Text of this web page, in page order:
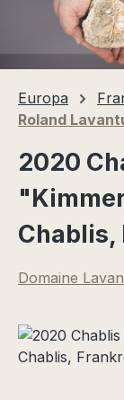
Europa
Roland
2020
Chablis,
Domaine
Bildergalerie